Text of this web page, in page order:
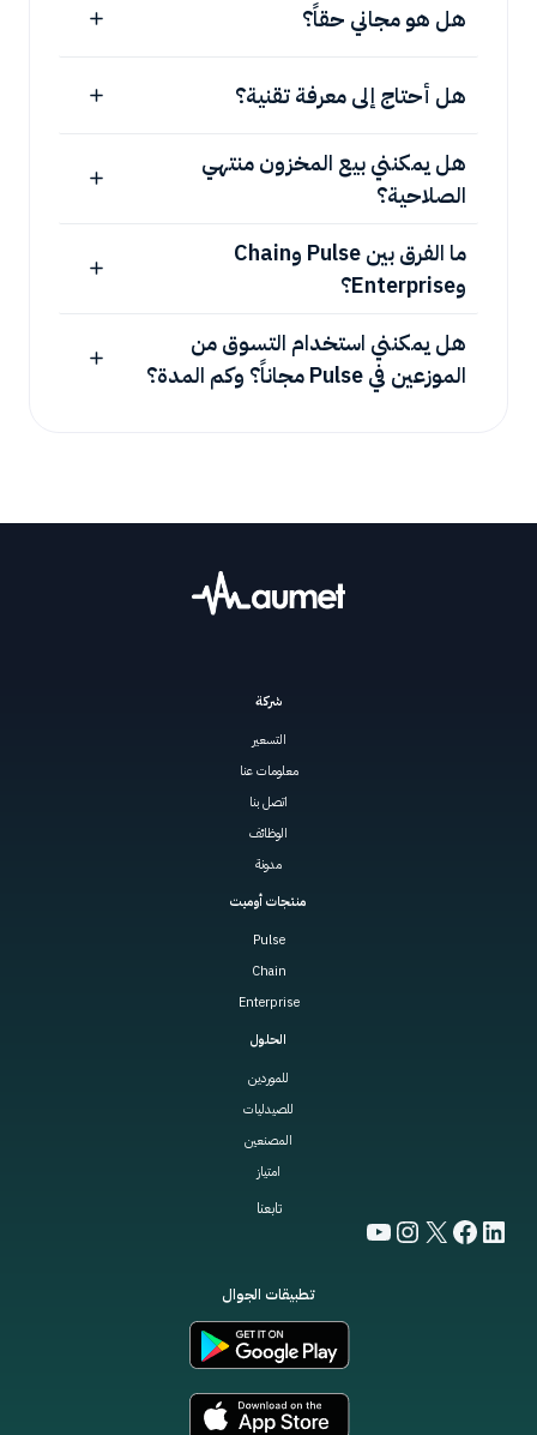
هل هو مجاني حقاً؟
هل أحتاج إلى معرفة تقنية؟
هل يمكنني بيع المخزون منتهي
الصلاحية؟
ما الفرق بين Pulse وChain
وEnterprise؟
هل يمكنني استخدام التسوق من
الموزعين في Pulse مجاناً؟ وكم المدة؟
شركة
التسعير
معلومات عنا
اتصل بنا
الوظائف
مدونة
منتجات أوميت
Pulse
Chain
Enterprise
الحلول
للموردين
للصيدليات
المصنعين
امتياز
تابعنا
LinkedIn
Facebook
X
Instagram
YouTube
تطبيقات الجوال